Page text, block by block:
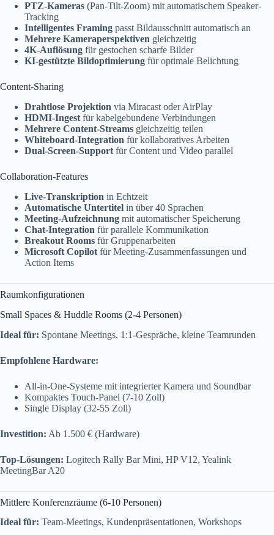
PTZ-Kameras (Pan-Tilt-Zoom) mit automatischem Speaker-
Tracking
Intelligentes Framing passt Bildausschnitt automatisch an
Mehrere Kameraperspektiven gleichzeitig
4K-Auflösung für gestochen scharfe Bilder
KI-gestützte Bildoptimierung für optimale Belichtung
Content-Sharing
Drahtlose Projektion via Miracast oder AirPlay
HDMI-Ingest für kabelgebundene Verbindungen
Mehrere Content-Streams gleichzeitig teilen
Whiteboard-Integration für kollaboratives Arbeiten
Dual-Screen-Support für Content und Video parallel
Collaboration-Features
Live-Transkription in Echtzeit
Automatische Untertitel in über 40 Sprachen
Meeting-Aufzeichnung mit automatischer Speicherung
Chat-Integration für parallele Kommunikation
Breakout Rooms für Gruppenarbeiten
Microsoft Copilot für Meeting-Zusammenfassungen und
Action Items
Raumkonfigurationen
Small Spaces & Huddle Rooms (2-4 Personen)
Ideal für: Spontane Meetings, 1:1-Gespräche, kleine Teamrunden
Empfohlene Hardware:
All-in-One-Systeme mit integrierter Kamera und Soundbar
Kompaktes Touch-Panel (7-10 Zoll)
Single Display (32-55 Zoll)
Investition: Ab 1.500 € (Hardware)
Top-Lösungen: Logitech Rally Bar Mini, HP V12, Yealink
MeetingBar A20
Mittlere Konferenzräume (6-10 Personen)
Ideal für: Team-Meetings, Kundenpräsentationen, Workshops